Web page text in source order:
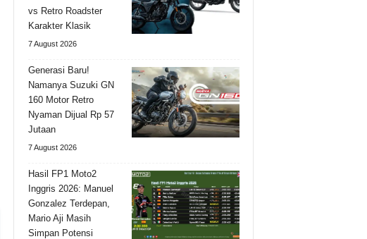
vs Retro Roadster
Karakter Klasik
7 August 2026
Generasi Baru!
Namanya Suzuki GN
160 Motor Retro
Nyaman Dijual Rp 57
Jutaan
7 August 2026
Hasil FP1 Moto2
Inggris 2026: Manuel
Gonzalez Terdepan,
Mario Aji Masih
Simpan Potensi